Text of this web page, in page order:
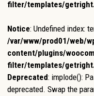
filter/templates/
Notice: Undefined index:
/var/www/prod01/web/
content/plugins/
filter/templates/
Deprecated: implode():
deprecated. Swap the